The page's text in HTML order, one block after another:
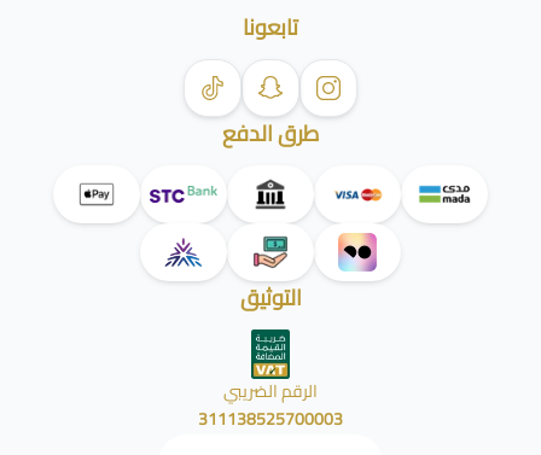
تابعونا
طرق الدفع
التوثيق
الرقم الضريبي
311138525700003